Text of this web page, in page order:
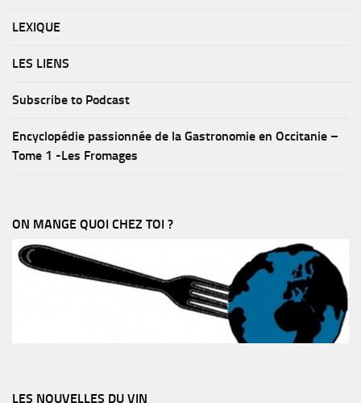
LEXIQUE
LES LIENS
Subscribe to Podcast
Encyclopédie passionnée de la Gastronomie en Occitanie –
Tome 1 -Les Fromages
ON MANGE QUOI CHEZ TOI ?
LES NOUVELLES DU VIN